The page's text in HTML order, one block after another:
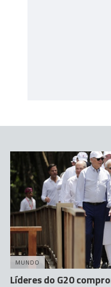
MUNDO
Líderes do G20